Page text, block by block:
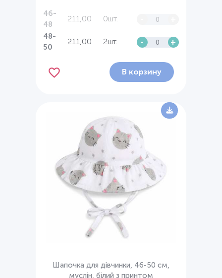
46-
48
211,00 0шт.
48-
50
211,00 2шт. - +
В корзину
Шапочка для дівчинки, 46-50 см,
муслін, білий з принтом